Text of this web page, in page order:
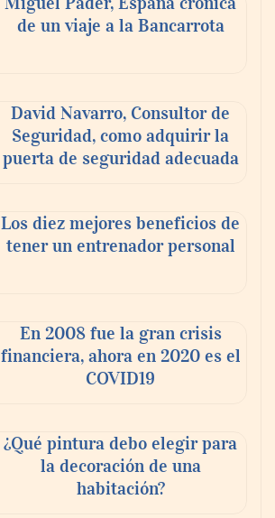
de un viaje a la Bancarrota
David Navarro, Consultor de
Seguridad, como adquirir la
puerta de seguridad adecuada
Los diez mejores beneficios de
tener un entrenador personal
En 2008 fue la gran crisis
financiera, ahora en 2020 es el
COVID19
¿Qué pintura debo elegir para
la decoración de una
habitación?